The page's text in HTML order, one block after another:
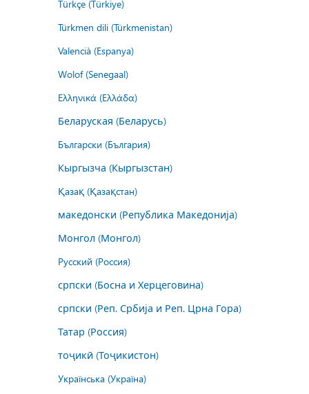
Türkçe (Türkiye)
Türkmen dili (Türkmenistan)
Valencià (Espanya)
Wolof (Senegaal)
Ελληνικά (Ελλάδα)
Беларуская (Беларусь)
Български (България)
Кыргызча (Кыргызстан)
Қазақ (Қазақстан)
македонски (Република Македонија)
Монгол (Монгол)
Русский (Россия)
српски (Босна и Херцеговина)
српски (Реп. Србија и Реп. Црна Гора)
Татар (Россия)
тоҷикӣ (Тоҷикистон)
Українська (Україна)